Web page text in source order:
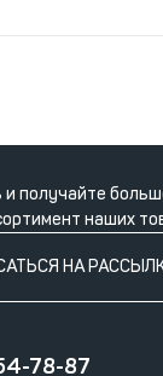
получайте
наших
НА
78-87